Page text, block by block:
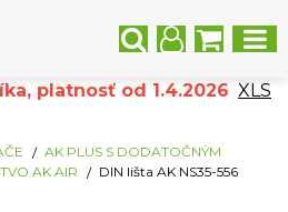
platnosť od 1.4.2026 XLS
AK PLUS S DODATOČNÝM
AK AIR DIN lišta AK NS35-556